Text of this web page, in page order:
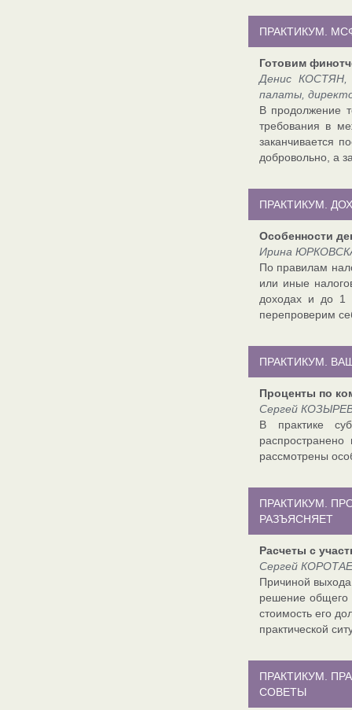
ПРАКТИКУМ.
Готовим
Денис КОСТЯН,
палаты,
В продолжение
требования в
заканчивается
добровольно, а
ПРАКТИКУМ.
Особенности
Ирина
По правилам
или иные
доходах и до 1
перепроверим
ПРАКТИКУМ.
Проценты по
Сергей
В практике
рассмотрены
ПРАКТИКУМ.
РАЗЪЯСНЯЕТ
Расчеты с
Сергей
Причиной выхода
решение общего
стоимость его
практической
ПРАКТИКУМ.
СОВЕТЫ